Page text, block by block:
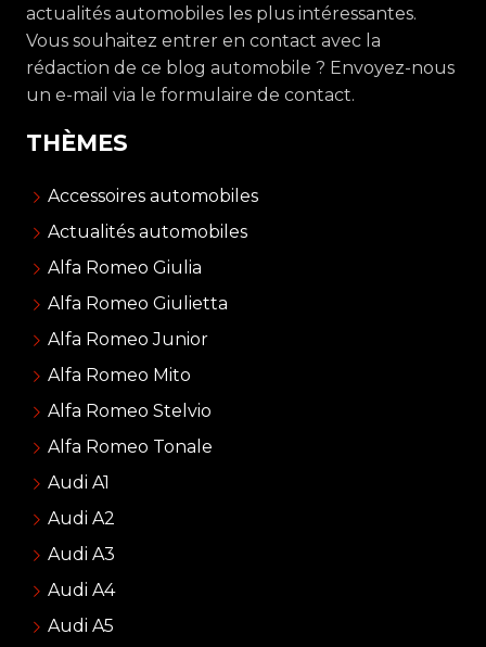
actualités automobiles les plus intéressantes.
Vous souhaitez entrer en contact avec la
rédaction de ce blog automobile ? Envoyez-nous
un e-mail via le formulaire de contact.
THÈMES
Accessoires automobiles
Actualités automobiles
Alfa Romeo Giulia
Alfa Romeo Giulietta
Alfa Romeo Junior
Alfa Romeo Mito
Alfa Romeo Stelvio
Alfa Romeo Tonale
Audi A1
Audi A2
Audi A3
Audi A4
Audi A5